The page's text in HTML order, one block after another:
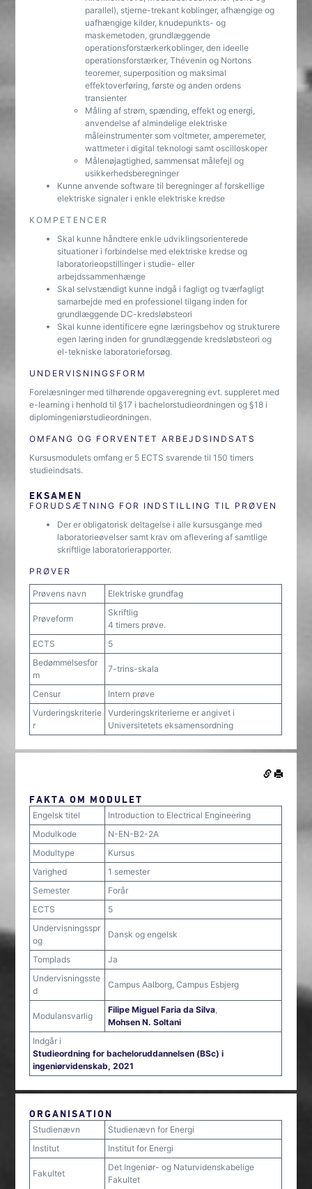
parallel), stjerne-trekant koblinger, afhængige og
uafhængige kilder, knudepunkts- og
maskemetoden, grundlæggende
operationsforstærkerkoblinger, den ideelle
operationsforstærker, Thévenin og Nortons
teoremer, superposition og maksimal
effektoverføring, første og anden ordens
transienter
Måling af strøm, spænding, effekt og energi,
anvendelse af almindelige elektriske
måleinstrumenter som voltmeter, amperemeter,
wattmeter i digital teknologi samt oscilloskoper
Målenøjagtighed, sammensat målefejl og
usikkerhedsberegninger
Kunne anvende software til beregninger af forskellige
elektriske signaler i enkle elektriske kredse
KOMPETENCER
Skal kunne håndtere enkle udviklingsorienterede
situationer i forbindelse med elektriske kredse og
laboratorieopstillinger i studie- eller
arbejdssammenhænge
Skal selvstændigt kunne indgå i fagligt og tværfagligt
samarbejde med en professionel tilgang inden for
grundlæggende DC-kredsløbsteori
Skal kunne identificere egne læringsbehov og strukturere
egen læring inden for grundlæggende kredsløbsteori og
el-tekniske laboratorieforsøg.
UNDERVISNINGSFORM
Forelæsninger med tilhørende opgaveregning evt. suppleret med
e-learning i henhold til §17 i bachelorstudieordningen og §18 i
diplomingeniørstudieordningen.
OMFANG OG FORVENTET ARBEJDSINDSATS
Kursusmodulets omfang er 5 ECTS svarende til 150 timers
studieindsats.
EKSAMEN
FORUDSÆTNING FOR INDSTILLING TIL PRØVEN
Der er obligatorisk deltagelse i alle kursusgange med
laboratorieøvelser samt krav om aflevering af samtlige
skriftlige laboratorierapporter.
PRØVER
Prøvens navn Elektriske grundfag
Prøveform
Skriftlig
4 timers prøve.
ECTS
5
Bedømmelsesfor
m
7-trins-skala
Censur
Intern prøve
Vurderingskriterie
r
Vurderingskriterierne er angivet i
Universitetets eksamensordning
FAKTA OM MODULET
Engelsk titel
Introduction to Electrical Engineering
Modulkode
N-EN-B2-2A
Modultype
Kursus
Varighed
1 semester
Semester
Forår
ECTS
5
Undervisningsspr
og
Dansk og engelsk
Tomplads
Ja
Undervisningsste
d
Campus Aalborg, Campus Esbjerg
Modulansvarlig
Filipe Miguel Faria da Silva,
Mohsen N. Soltani
Indgår i
Studieordning for bacheloruddannelsen (BSc) i
ingeniørvidenskab, 2021
ORGANISATION
Studienævn
Studienævn for Energi
Institut
Institut for Energi
Fakultet
Det Ingeniør- og Naturvidenskabelige
Fakultet